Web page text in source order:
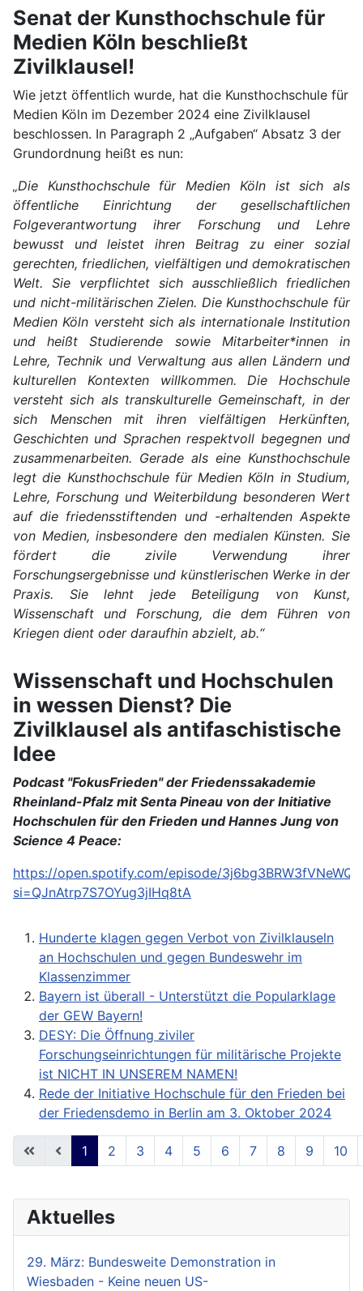
Senat der Kunsthochschule für
Medien Köln beschließt
Zivilklausel!
Wie jetzt öffentlich wurde, hat die Kunsthochschule für
Medien Köln im Dezember 2024 eine Zivilklausel
beschlossen. In Paragraph 2 „Aufgaben“ Absatz 3 der
Grundordnung heißt es nun:
„Die Kunsthochschule für Medien Köln ist sich als
öffentliche Einrichtung der gesellschaftlichen
Folgeverantwortung ihrer Forschung und Lehre
bewusst und leistet ihren Beitrag zu einer sozial
gerechten, friedlichen, vielfältigen und demokratischen
Welt. Sie verpflichtet sich ausschließlich friedlichen
und nicht-militärischen Zielen. Die Kunsthochschule für
Medien Köln versteht sich als internationale Institution
und heißt Studierende sowie Mitarbeiter*innen in
Lehre, Technik und Verwaltung aus allen Ländern und
kulturellen Kontexten willkommen. Die Hochschule
versteht sich als transkulturelle Gemeinschaft, in der
sich Menschen mit ihren vielfältigen Herkünften,
Geschichten und Sprachen respektvoll begegnen und
zusammenarbeiten. Gerade als eine Kunsthochschule
legt die Kunsthochschule für Medien Köln in Studium,
Lehre, Forschung und Weiterbildung besonderen Wert
auf die friedensstiftenden und -erhaltenden Aspekte
von Medien, insbesondere den medialen Künsten. Sie
fördert die zivile Verwendung ihrer
Forschungsergebnisse und künstlerischen Werke in der
Praxis. Sie lehnt jede Beteiligung von Kunst,
Wissenschaft und Forschung, die dem Führen von
Kriegen dient oder daraufhin abzielt, ab.“
Wissenschaft und Hochschulen
in wessen Dienst? Die
Zivilklausel als antifaschistische
Idee
Podcast "FokusFrieden" der Friedenssakademie
Rheinland-Pfalz mit Senta Pineau von der Initiative
Hochschulen für den Frieden und Hannes Jung von
Science 4 Peace:
https://open.spotify.com/episode/
si=QJnAtrp7S7OYug3jIHq8tA
Hunderte klagen gegen Verbot von Zivilklauseln
an Hochschulen und gegen Bundeswehr im
Klassenzimmer
Bayern ist überall - Unterstützt die Popularklage
der GEW Bayern!
DESY: Die Öffnung ziviler
Forschungseinrichtungen für militärische Projekte
ist NICHT IN UNSEREM NAMEN!
Rede der Initiative Hochschule für den Frieden bei
der Friedensdemo in Berlin am 3. Oktober 2024
Seite 1 von 18
1 2 3 4 5 6 7 8 9 10
Aktuelles
29. März: Bundesweite Demonstration in
Wiesbaden - Keine neuen US-